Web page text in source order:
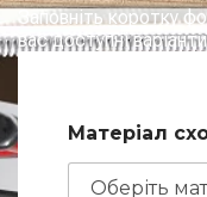
Заповніть коротку
вас доступні варіанти
м
'
Матеріал